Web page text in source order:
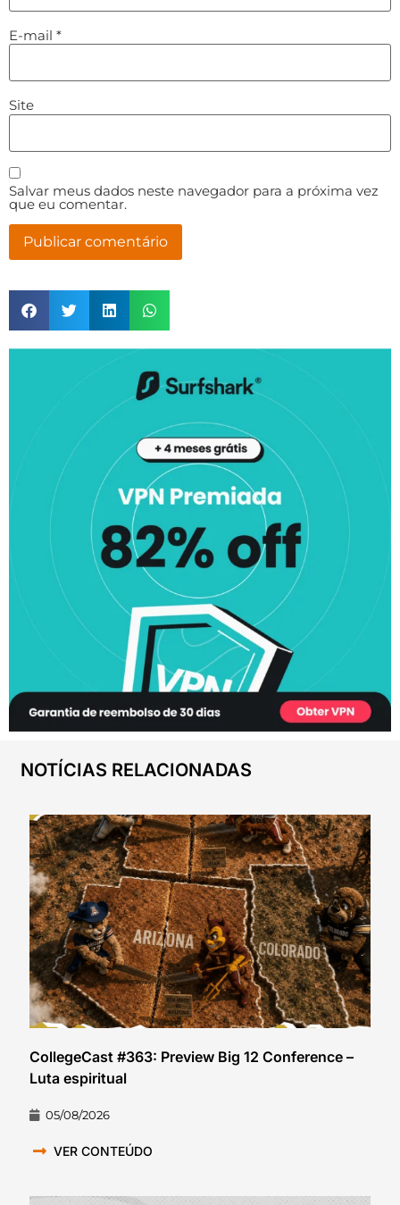
E-mail *
Site
Salvar meus dados neste navegador para a próxima vez
que eu comentar.
NOTÍCIAS RELACIONADAS
CollegeCast #363: Preview Big 12 Conference –
Luta espiritual
05/08/2026
VER CONTEÚDO